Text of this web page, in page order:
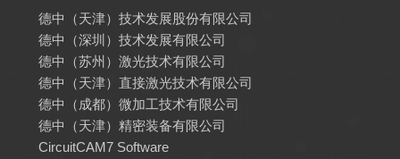
德中（天津）技术发展股份有限公司
德中（深圳）技术发展有限公司
德中（苏州）激光技术有限公司
德中（天津）直接激光技术有限公司
德中（成都）微加工技术有限公司
德中（天津）精密装备有限公司
CircuitCAM7 Software